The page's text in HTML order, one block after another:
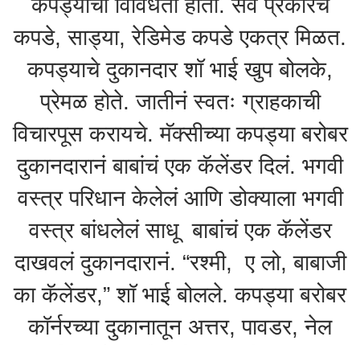
कपडे, साड्या, रेडिमेड कपडे एकत्र मिळत.
कपड्याचे दुकानदार शॉ भाई खुप बोलके,
प्रेमळ होते. जातीनं स्वतः ग्राहकाची
विचारपूस करायचे. मॅक्सीच्या कपड्या बरोबर
दुकानदारानं बाबांचं एक कॅलेंडर दिलं. भगवी
वस्त्र परिधान केलेलं आणि डोक्याला भगवी
वस्त्र बांधलेलं साधू बाबांचं एक कॅलेंडर
दाखवलं दुकानदारानं. “रश्मी, ए लो, बाबाजी
का कॅलेंडर,” शॉ भाई बोलले. कपड्या बरोबर
कॉर्नरच्या दुकानातून अत्तर, पावडर, नेल